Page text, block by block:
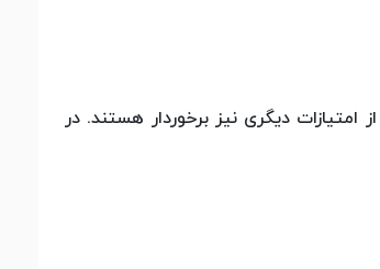
و نسبت به آنها از امتیازات دیگری نیز برخوردار هستند. در